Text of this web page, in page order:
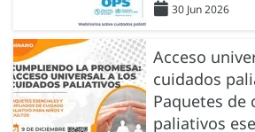
30 Jun 2026
Acceso
cuidados
Paquetes de
paliativos